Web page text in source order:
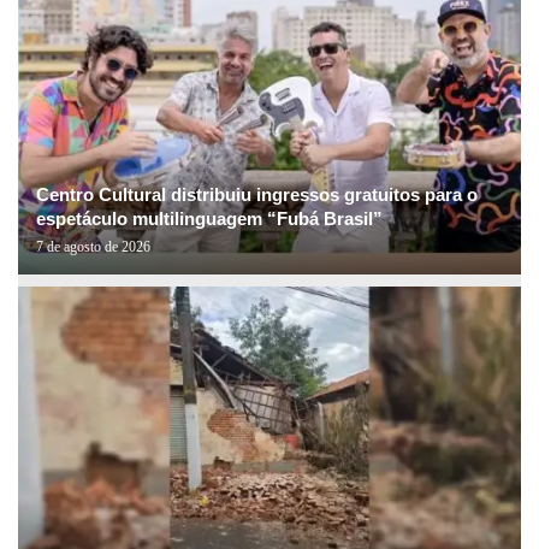
Centro Cultural distribuiu ingressos gratuitos para o
espetáculo multilinguagem “Fubá Brasil”
7 de agosto de 2026